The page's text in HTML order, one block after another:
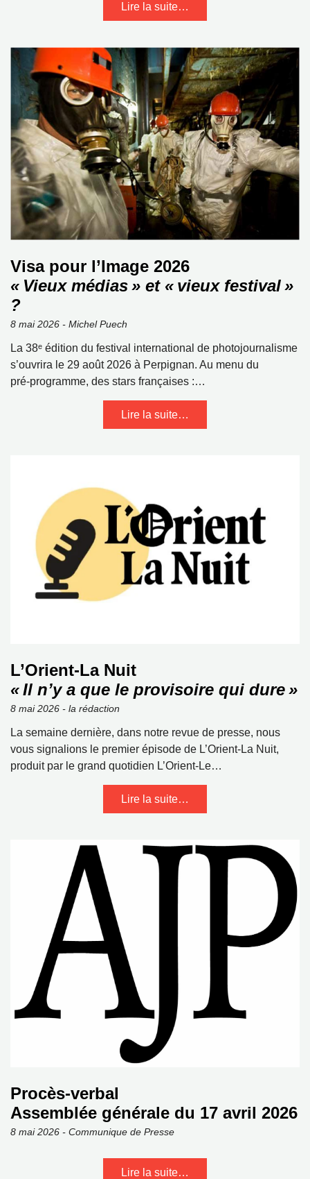
Lire la suite…
Visa pour l’Image 2026
« Vieux médias » et « vieux festival »
?
8 mai 2026 - Michel Puech
La 38ᵉ édition du festival international de photojournalisme
s’ouvrira le 29 août 2026 à Perpignan. Au menu du
pré‑programme, des stars françaises :…
Lire la suite…
L’Orient‑La Nuit
« Il n’y a que le provisoire qui dure »
8 mai 2026 - la rédaction
La semaine dernière, dans notre revue de presse, nous
vous signalions le premier épisode de L’Orient‑La Nuit,
produit par le grand quotidien L’Orient‑Le…
Lire la suite…
Procès-verbal
Assemblée générale du 17 avril 2026
8 mai 2026 - Communique de Presse
Lire la suite…